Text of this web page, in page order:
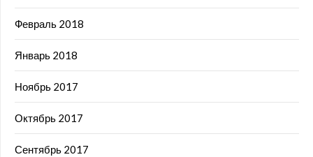
Февраль 2018
Январь 2018
Ноябрь 2017
Октябрь 2017
Сентябрь 2017